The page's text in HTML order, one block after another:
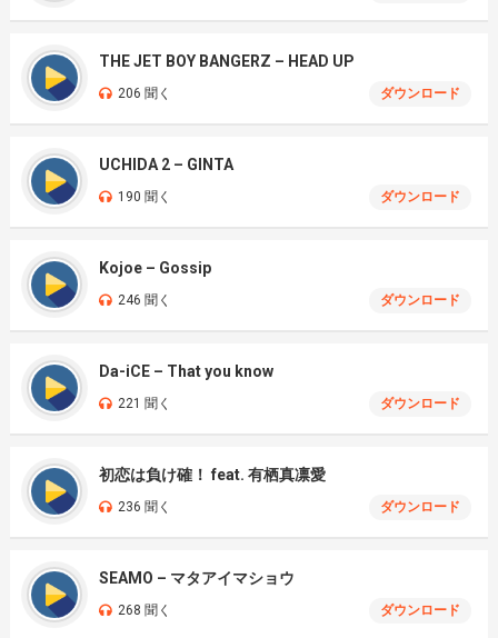
THE JET BOY BANGERZ – HEAD UP
206 聞く ダウンロード
UCHIDA 2 – GINTA
190 聞く ダウンロード
Kojoe – Gossip
246 聞く ダウンロード
Da-iCE – That you know
221 聞く ダウンロード
初恋は負け確！ feat. 有栖真凛愛
236 聞く ダウンロード
SEAMO – マタアイマショウ
268 聞く ダウンロード